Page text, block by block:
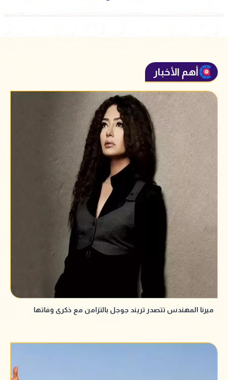
أهم الأخبار
ميرنا المهندس تتصدر تريند جوجل بالتزامن مع ذكرى وفاتها